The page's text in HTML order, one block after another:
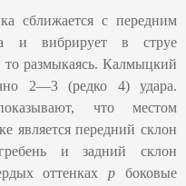
сближается с передним
и вибрирует в струе
то размыкаясь. Калмыцкий
2—3 (редко 4) удара.
что местом
является передний склон
и задний склон
оттенкахр боковые